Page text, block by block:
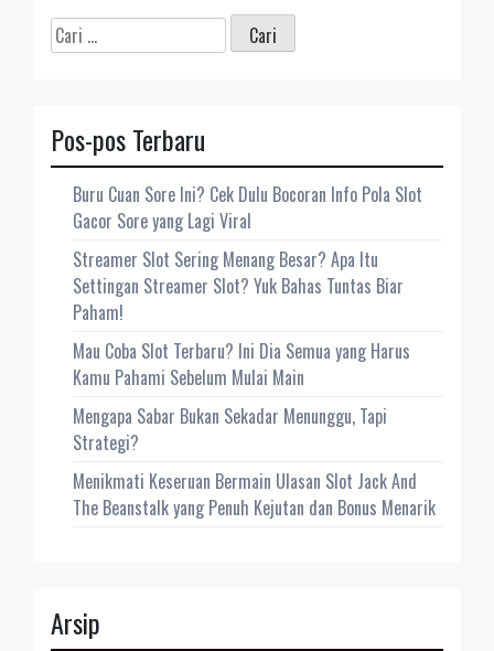
Cari
untuk:
Pos-pos Terbaru
Buru Cuan Sore Ini? Cek Dulu Bocoran Info Pola Slot
Gacor Sore yang Lagi Viral
Streamer Slot Sering Menang Besar? Apa Itu
Settingan Streamer Slot? Yuk Bahas Tuntas Biar
Paham!
Mau Coba Slot Terbaru? Ini Dia Semua yang Harus
Kamu Pahami Sebelum Mulai Main
Mengapa Sabar Bukan Sekadar Menunggu, Tapi
Strategi?
Menikmati Keseruan Bermain Ulasan Slot Jack And
The Beanstalk yang Penuh Kejutan dan Bonus Menarik
Arsip